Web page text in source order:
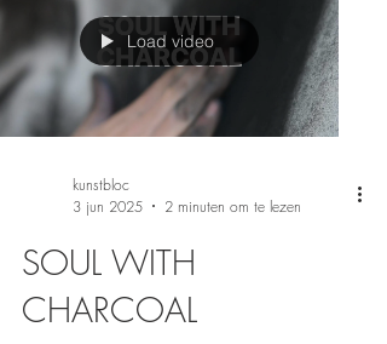
Load video
kunstbloc
3 jun 2025
2 minuten om te lezen
SOUL WITH
CHARCOAL